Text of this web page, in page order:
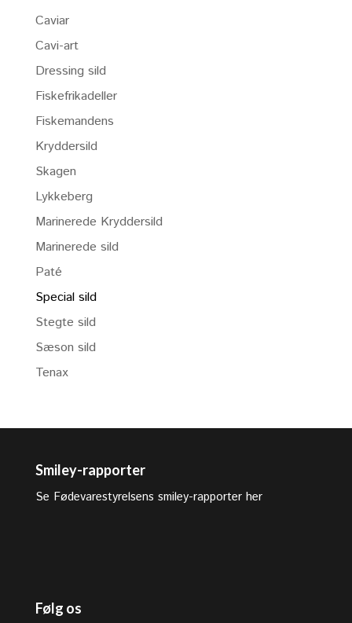
Caviar
Cavi-art
Dressing sild
Fiskefrikadeller
Fiskemandens
Kryddersild
Skagen
Lykkeberg
Marinerede Kryddersild
Marinerede sild
Paté
Special sild
Stegte sild
Sæson sild
Tenax
Smiley-rapporter
Se Fødevarestyrelsens smiley-rapporter her
Følg os